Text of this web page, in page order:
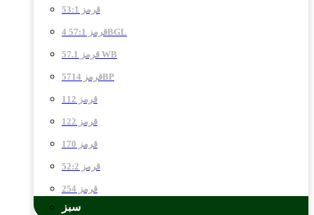
قرمز 53:1
قرمز 57:1 4BGL
قرمز 57.1 WB
قرمز 5714BP
قرمز 112
قرمز 122
قرمز 170
قرمز 52:2
قرمز 254
سبز